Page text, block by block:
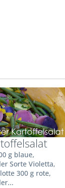
g blaue,
Sorte Violetta,
300 g rote,